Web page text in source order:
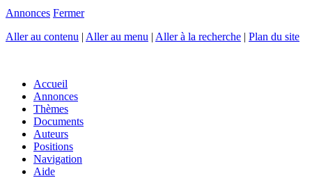
Annonces Fermer
Aller au contenu | Aller au menu | Aller à la recherche | Plan du site
Accueil
Annonces
Thèmes
Documents
Auteurs
Positions
Navigation
Aide